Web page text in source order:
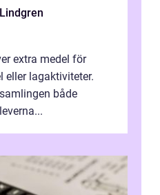
extra medel för
eller lagaktiviteter.
både